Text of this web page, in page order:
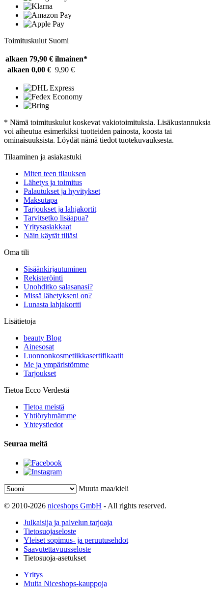
Toimituskulut Suomi
alkaen 79,90 € ilmainen*
alkaen 0,00 € 9,90 €
* Nämä toimituskulut koskevat vakiotoimituksia. Lisäkustannuksia
voi aiheutua esimerkiksi tuotteiden painosta, koosta tai
ominaisuuksista. Löydät nämä tiedot tuotekuvauksesta.
Tilaaminen ja asiakastuki
Miten teen tilauksen
Lähetys ja toimitus
Palautukset ja hyvitykset
Maksutapa
Tarjoukset ja lahjakortit
Tarvitsetko lisäapua?
Yritysasiakkaat
Näin käytät tiliäsi
Oma tili
Sisäänkirjautuminen
Rekisteröinti
Unohditko salasanasi?
Missä lähetykseni on?
Lunasta lahjakortti
Lisätietoja
beauty Blog
Ainesosat
Luonnonkosmetiikkasertifikaatit
Me ja ympäristömme
Tarjoukset
Tietoa Ecco Verdestä
Tietoa meistä
Yhtiöryhmämme
Yhteystiedot
Seuraa meitä
Muuta maa/kieli
© 2010-2026 niceshops GmbH - All rights reserved.
Julkaisija ja palvelun tarjoaja
Tietosuojaseloste
Yleiset sopimus- ja peruutusehdot
Saavutettavuusseloste
Tietosuoja-asetukset
Yritys
Muita Niceshops-kauppoja